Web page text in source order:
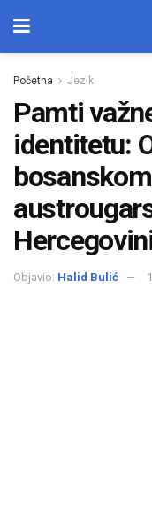
Početna Jezik
Pamti
identitetu:
Objavio: Halid Bulić